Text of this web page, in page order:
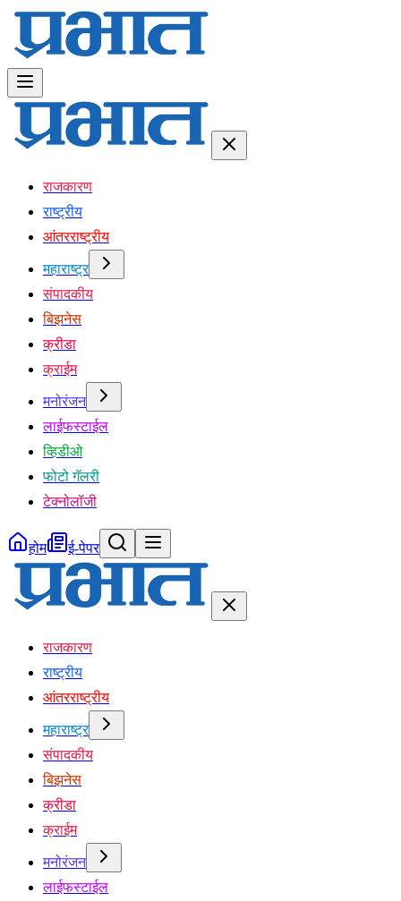
राजकारण
राष्ट्रीय
आंतरराष्ट्रीय
महाराष्ट्र
संपादकीय
बिझनेस
क्रीडा
क्राईम
मनोरंजन
लाईफस्टाईल
व्हिडीओ
फोटो गॅलरी
टेक्नोलॉजी
होम ई-पेपर
राजकारण
राष्ट्रीय
आंतरराष्ट्रीय
महाराष्ट्र
संपादकीय
बिझनेस
क्रीडा
क्राईम
मनोरंजन
लाईफस्टाईल